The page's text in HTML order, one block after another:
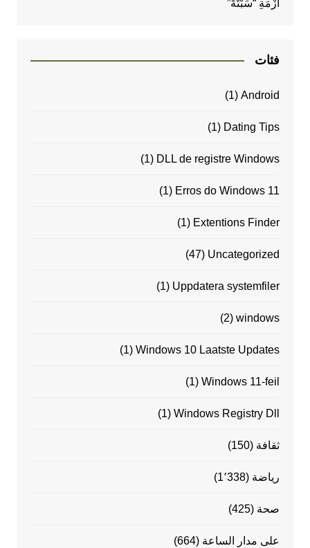
أَزْمَةِ “سَبْتَةَ”
فئات
Android
(1)
Dating Tips
(1)
DLL de registre Windows
(1)
Erros do Windows 11
(1)
Extentions Finder
(1)
Uncategorized
(47)
Uppdatera systemfiler
(1)
windows
(2)
Windows 10 Laatste Updates
(1)
Windows 11-feil
(1)
Windows Registry Dll
(1)
ثقافة (150)
رياضة (1٬338)
صحة (425)
على مدار الساعة (664)